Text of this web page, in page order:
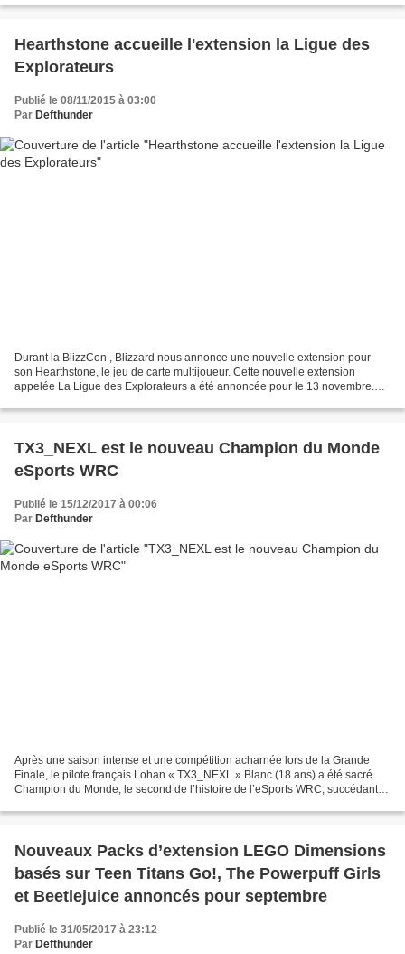
Hearthstone accueille l'extension la Ligue des
Explorateurs
Publié le 08/11/2015 à 03:00
Par Defthunder
Durant la BlizzCon , Blizzard nous annonce une nouvelle extension pour
son Hearthstone, le jeu de carte multijoueur. Cette nouvelle extension
appelée La Ligue des Explorateurs a été annoncée pour le 13 novembre.
TX3_NEXL est le nouveau Champion du Monde
eSports WRC
Publié le 15/12/2017 à 00:06
Par Defthunder
Après une saison intense et une compétition acharnée lors de la Grande
Finale, le pilote français Lohan « TX3_NEXL » Blanc (18 ans) a été sacré
Champion du Monde, le second de l’histoire de l’eSports WRC, succédant
Nouveaux Packs d’extension LEGO Dimensions
basés sur Teen Titans Go!, The Powerpuff Girls
et Beetlejuice annoncés pour septembre
Publié le 31/05/2017 à 23:12
Par Defthunder